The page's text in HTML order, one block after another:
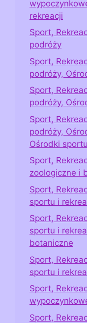
rekreacji
Sport,
podróży
Sport,
podróży,
Sport,
podróży,
Sport,
podróży,
Ośrodki
Sport,
zoologiczne i
Sport,
sportu i
Sport,
sportu i
botaniczne
Sport,
sportu i
Sport,
Sport,